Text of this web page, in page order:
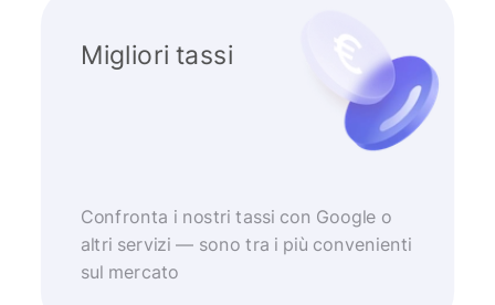
Migliori tassi
Confronta i nostri tassi con Google o
altri servizi — sono tra i più convenienti
sul mercato